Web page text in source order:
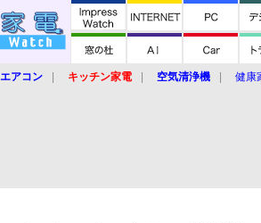
エアコン キッチン家電 空気清浄機 健康